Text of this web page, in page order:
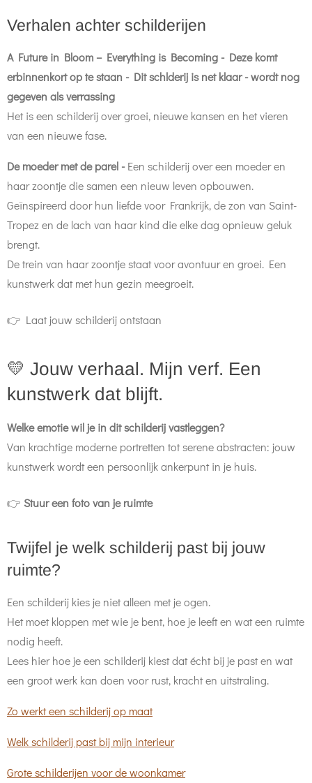
Verhalen achter schilderijen
A Future in Bloom – Everything is Becoming - Deze komt
erbinnenkort op te staan - Dit schlderij is net klaar - wordt nog
gegeven als verrassing
Het is een schilderij over groei, nieuwe kansen en het vieren
van een nieuwe fase.
De moeder met de parel -Een schilderij over een moeder en
haar zoontje die samen een nieuw leven opbouwen.
Geïnspireerd door hun liefde voor Frankrijk, de zon van Saint-
Tropez en de lach van haar kind die elke dag opnieuw geluk
brengt.
De trein van haar zoontje staat voor avontuur en groei. Een
kunstwerk dat met hun gezin meegroeit.
👉 Laat jouw schilderij ontstaan
💛 Jouw verhaal. Mijn verf. Een
kunstwerk dat blijft.
Welke emotie wil je in dit schilderij vastleggen?
Van krachtige moderne portretten tot serene abstracten: jouw
kunstwerk wordt een persoonlijk ankerpunt in je huis.
👉 Stuur een foto van je ruimte
Twijfel je welk schilderij past bij jouw
ruimte?
Een schilderij kies je niet alleen met je ogen.
Het moet kloppen met wie je bent, hoe je leeft en wat een ruimte
nodig heeft.
Lees hier hoe je een schilderij kiest dat écht bij je past en wat
een groot werk kan doen voor rust, kracht en uitstraling.
Zo werkt een schilderij op maat
Welk schilderij past bij mijn interieur
Grote schilderijen voor de woonkamer